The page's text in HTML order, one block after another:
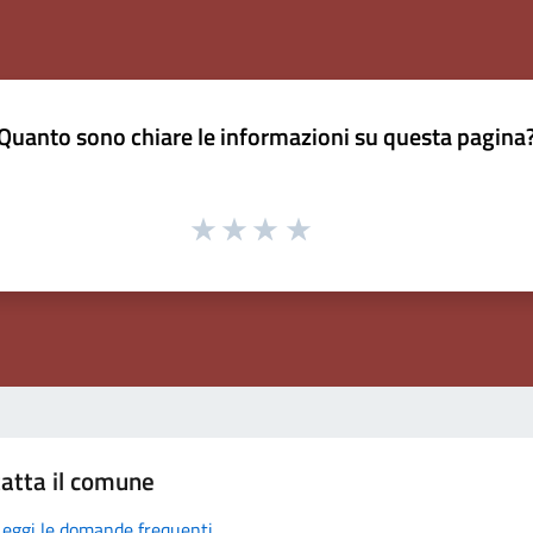
sono chiare le informazioni su questa
il comune